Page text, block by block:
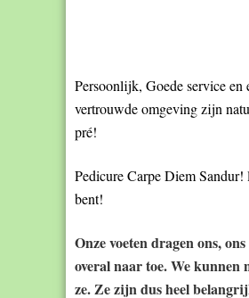
Persoonlijk, Goede service en
vertrouwde omgeving zijn
pré!
Pedicure Carpe Diem Sandur!
bent!
Onze voeten dragen ons,
overal naar toe. We kunnen
ze. Ze zijn dus heel